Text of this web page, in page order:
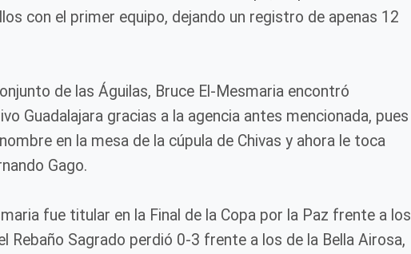
con el primer equipo, dejando un registro de apenas 12
de las Águilas, Bruce El-Mesmaria encontró
Guadalajara gracias a la agencia antes mencionada, pues
en la mesa de la cúpula de Chivas y ahora le toca
Gago.
fue titular en la Final de la Copa por la Paz frente a los
Rebaño Sagrado perdió 0-3 frente a los de la Bella Airosa,